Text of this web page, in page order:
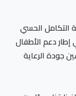
التكامل الحسي
دعم الأطفال
الرعاية